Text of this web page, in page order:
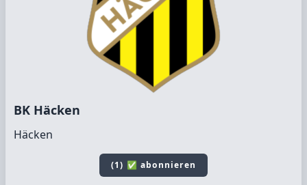
BK Häcken
Häcken
(1) ✅ abonnieren